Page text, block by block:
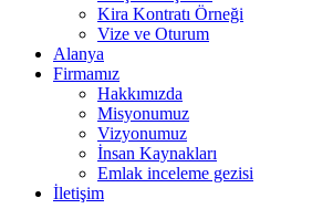
Kira Kontratı Örneği
Vize ve Oturum
Alanya
Firmamız
Hakkımızda
Misyonumuz
Vizyonumuz
İnsan Kaynakları
Emlak inceleme gezisi
İletişim